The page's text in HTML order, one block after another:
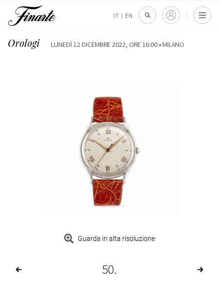
IT | EN
Orologi LUNEDÌ 12 DICEMBRE 2022, ORE 16:00 • MILANO
Guarda in alta risoluzione
50